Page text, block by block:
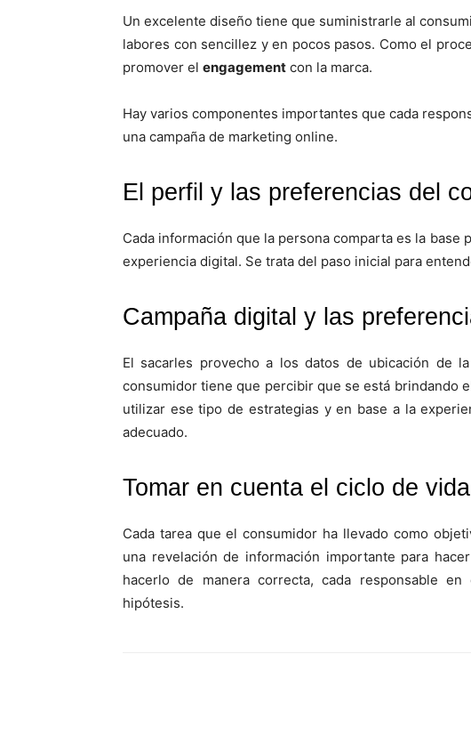
Un excelente diseño tiene que suministrarle al
labores con sencillez y en pocos pasos. Como el
promover el engagement con la marca.
Hay varios componentes importantes que cada
una campaña de marketing online.
El perfil y las preferencias del
Cada información que la persona comparta es la base
experiencia digital. Se trata del paso inicial para
Campaña digital y las
El sacarles provecho a los datos de ubicación de
consumidor tiene que percibir que se está brindando
utilizar ese tipo de estrategias y en base a la
adecuado.
Tomar en cuenta el ciclo de vida
Cada tarea que el consumidor ha llevado como
una revelación de información importante para
hacerlo de manera correcta, cada responsable
hipótesis.